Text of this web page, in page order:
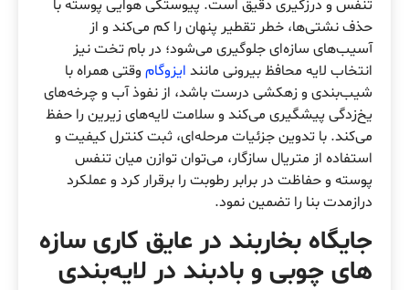
تنفس و درزگیری دقیق است. پیوستگی هوایی پوسته با
حذف نشتی‌ها، خطر تقطیر پنهان را کم می‌کند و از
آسیب‌های سازه‌ای جلوگیری می‌شود؛ در بام تخت نیز
انتخاب لایه محافظ بیرونی مانند ایزوگام وقتی همراه با
شیب‌بندی و زهکشی درست باشد، از نفوذ آب و چرخه‌های
یخ‌زدگی پیشگیری می‌کند و سلامت لایه‌های زیرین را حفظ
می‌کند. با تدوین جزئیات مرحله‌ای، ثبت کنترل کیفیت و
استفاده از متریال سازگار، می‌توان توازن میان تنفس
پوسته و حفاظت در برابر رطوبت را برقرار کرد و عملکرد
درازمدت بنا را تضمین نمود.
جایگاه بخاربند در عایق کاری سازه
های چوبی و بادبند در لایه‌بندی